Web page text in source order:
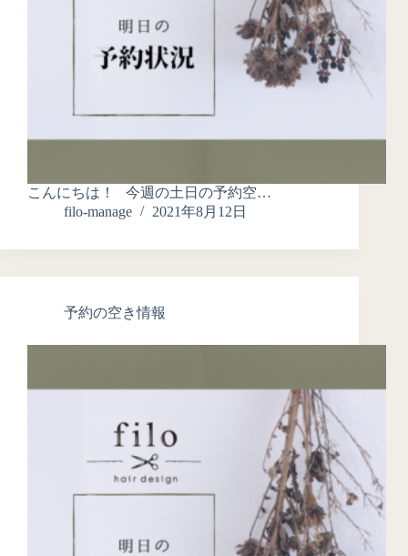
こんにちは！ 今週の土日の予約空…
filo-manage
2021年8月12日
予約の空き情報